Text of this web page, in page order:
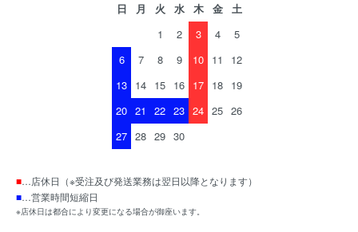
日 月 火 水 木 金
土
1
2 3 4
5
6
7 8 9 10 11
12
13 14 15 16 17 18 19
20 21 22 23 24 25 26
27 28 29 30
■…店休日（※受注及び発送業務は翌日以降となります）
■…営業時間短縮日
※店休日は都合により変更になる場合が御座います。